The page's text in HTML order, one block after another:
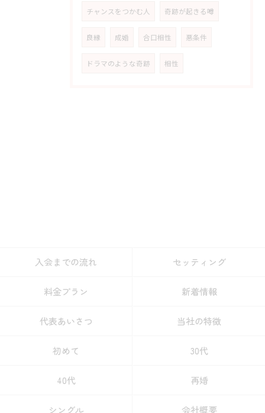
チャンスをつかむ人 奇跡が起きる噂
良縁 成婚 合口相性 悪条件
ドラマのような奇跡 相性
入会までの流れ セッティング
料金プラン 新着情報
代表あいさつ 当社の特徴
初めて 30代
40代 再婚
シングル 会社概要